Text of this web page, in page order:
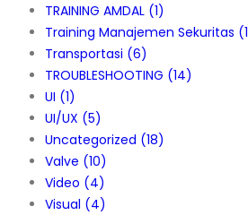
TRAINING AMDAL (1)
Training Manajemen Sekuritas
Transportasi (6)
TROUBLESHOOTING (14)
UI (1)
UI/UX (5)
Uncategorized (18)
Valve (10)
Video (4)
Visual (4)